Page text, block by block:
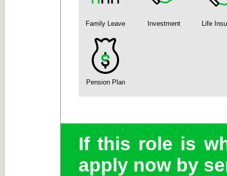
Family Leave Investment Life
Pension Plan
If this role is
apply now by